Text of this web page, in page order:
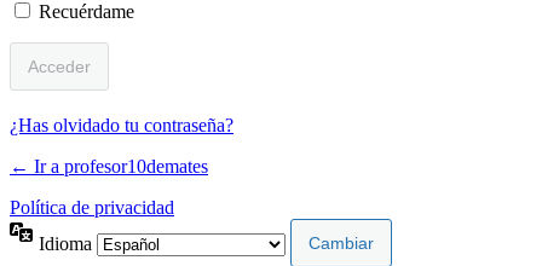
Recuérdame
¿Has olvidado tu contraseña?
← Ir a profesor10demates
Política de privacidad
Idioma